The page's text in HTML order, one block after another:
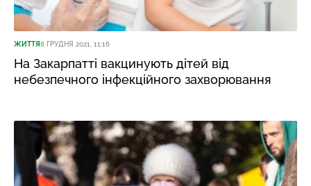
ЖИТТЯ8 ГРУДНЯ 2021, 11:16
На Закарпатті вакцинують дітей від
небезпечного інфекційного захворювання